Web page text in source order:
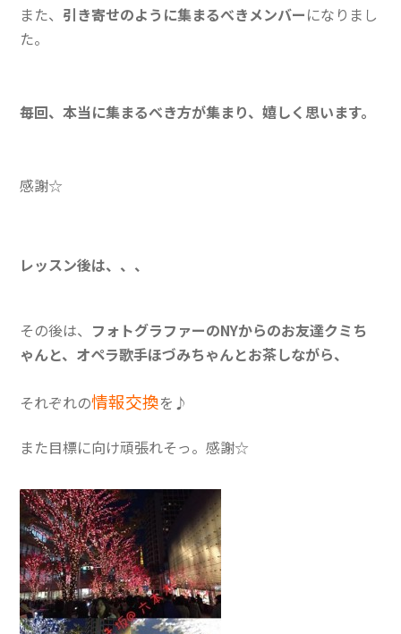
また、 引き寄せのように集まるべきメンバーになりまし
た。
毎回、本当に集まるべき方が集まり、嬉しく思います。
感謝☆
レッスン後は、、、
その後は、 フォトグラファーのNYからのお友達クミち
ゃんと、オペラ歌手ほづみちゃんとお茶しながら、
それぞれの情報交換を♪
また目標に向け頑張れそっ。感謝☆